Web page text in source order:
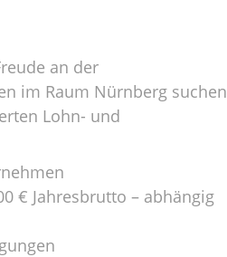
an der
im Raum Nürnberg suchen
Lohn- und
€ Jahresbrutto – abhängig